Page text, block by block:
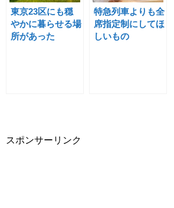
東京23区にも穏
やかに暮らせる場
所があった
特急列車よりも全
席指定制にしてほ
しいもの
スポンサーリンク